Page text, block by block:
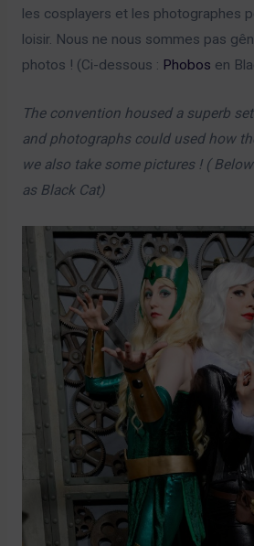
les cosplayers et les photographes
loisir. Nous ne nous sommes pas
photos ! (Ci-dessous : Phobos en
The convention housed a superb
and photographs could used how
we also take some pictures ! (
as Black Cat)